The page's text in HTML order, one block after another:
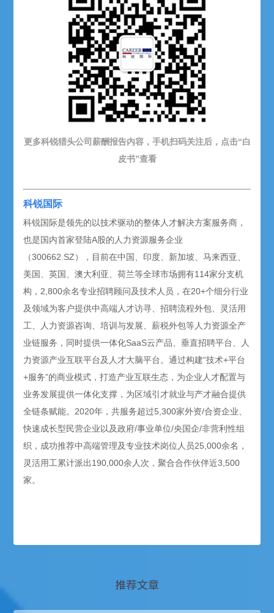
更多科锐猎头公司薪酬报告内容，手机扫码关注后，点击“白
皮书”查看
科锐国际
科锐国际是领先的以技术驱动的整体人才解决方案服务商，
也是国内首家登陆A股的人力资源服务企业
（300662.SZ），目前在中国、印度、新加坡、马来西亚、
美国、英国、澳大利亚、荷兰等全球市场拥有114家分支机
构，2,800余名专业招聘顾问及技术人员，在20+个细分行业
及领域为客户提供中高端人才访寻、招聘流程外包、灵活用
工、人力资源咨询、培训与发展、薪税外包等人力资源全产
业链服务，同时提供一体化SaaS云产品、垂直招聘平台、人
力资源产业互联平台及人才大脑平台。通过构建“技术+平台
+服务”的商业模式，打造产业互联生态，为企业人才配置与
业务发展提供一体化支撑，为区域引才就业与产才融合提供
全链条赋能。2020年，共服务超过5,300家外资/合资企业、
快速成长型民营企业以及政府/事业单位/央国企/非营利性组
织，成功推荐中高端管理及专业技术岗位人员25,000余名，
灵活用工累计派出190,000余人次，聚合合作伙伴近3,500
家。
推荐文章